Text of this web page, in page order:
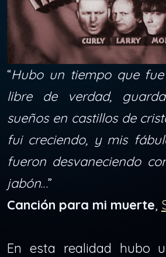
“Hubo un tiempo que
libre de verdad,
sueños en castillos de
fui creciendo, y mis
fueron desvaneciendo
jabón…”
Canción para mi muerte,
En esta realidad hubo